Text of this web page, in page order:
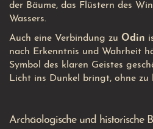
der Bäume, das Flüstern des
Wassers.
Auch eine Verbindung zu Odin
nach Erkenntnis und Wahrheit
Symbol des klaren Geistes
Licht ins Dunkel bringt, ohne zu
Archäologische und historische